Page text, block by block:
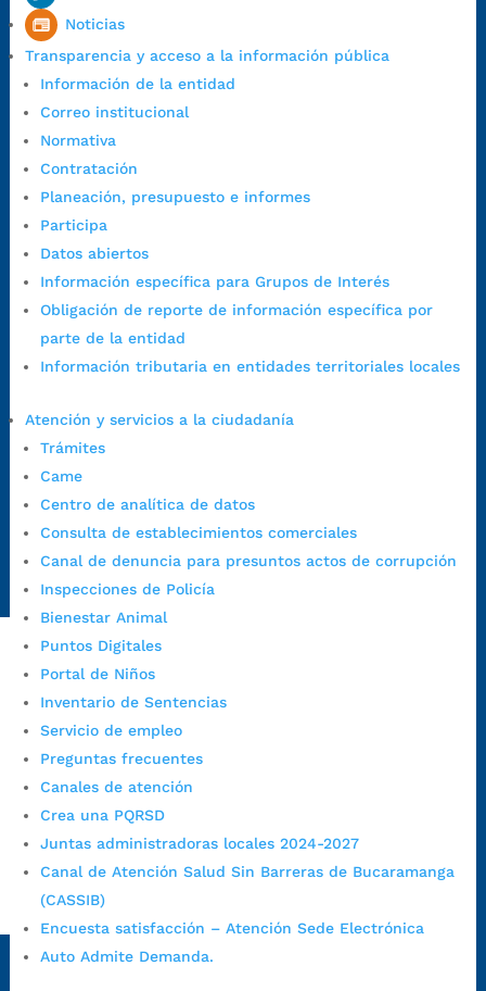
Noticias
Transparencia y acceso a la información pública
Información de la entidad
Correo institucional
Normativa
Contratación
Planeación, presupuesto e informes
Participa
Datos abiertos
Información específica para Grupos de Interés
Obligación de reporte de información específica por
parte de la entidad
Información tributaria en entidades territoriales locales
Atención y servicios a la ciudadanía
Trámites
Came
Centro de analítica de datos
Consulta de establecimientos comerciales
Canal de denuncia para presuntos actos de corrupción
Inspecciones de Policía
Bienestar Animal
Puntos Digitales
Portal de Niños
Inventario de Sentencias
Servicio de empleo
Preguntas frecuentes
Canales de atención
Crea una PQRSD
Juntas administradoras locales 2024-2027
Canal de Atención Salud Sin Barreras de Bucaramanga
(CASSIB)
Encuesta satisfacción – Atención Sede Electrónica
Auto Admite Demanda.
Horario de Atención:
1:00 p.m. a 5:30 p.m. / viernes jornada continua en el horario de
7:00 a.m. a 5:00 p.m., con 30 minutos de descanso al medio día.
Horario de Atención CAME (Central):
Lunes a jueves: 7:00 a.m. a 12:00 m y de 1:00 p.m. a 5:30 p.m.
Viernes: 7:00 a.m. a 5:00 p.m. en Jornada Continua con
30 minutos de descanso al medio día.
Horario de Atención CAME (Norte):
Dirección:Carrera 12 #16N-84 del barrio Kennedy.
Horario habitual de lunes a viernes en
a.m. a 3:00 p.m.
Teléfono Conmutador:+57 (607) 633 70 00
Líneagratuita:+57 (607) 652 55 55
Correo Institucional: contactenos@bucaramanga.gov.co
judiciales:
https://www.bucaramanga.gov.co/gobierno-ciudadanos-
1/secretarias/oficina-de-control-interno-disciplinario/
@AlcaldíaBGA
PrensaBucaramanga
Autorización de Tratamiento de Datos Personales